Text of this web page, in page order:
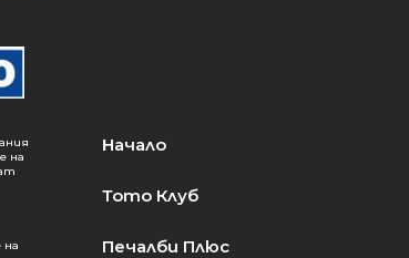
на
на
Начало
Тото Клуб
Печалби Плюс